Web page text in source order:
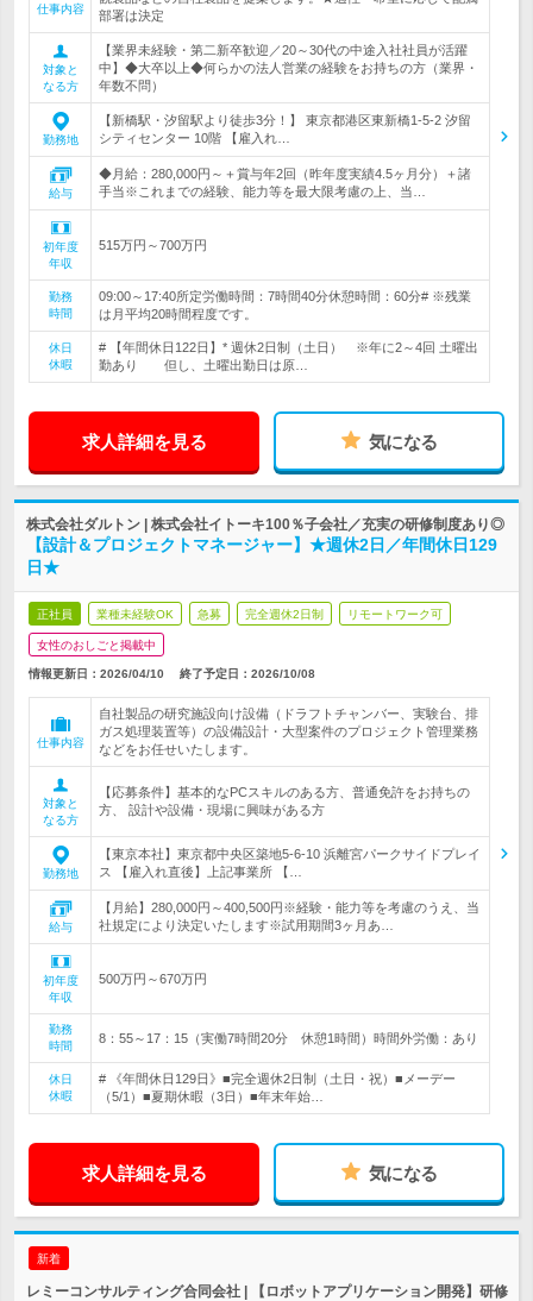
仕事内容
部署は決定
対象と
なる方
【業界未経験・第二新卒歓迎／20～30代の中途入社社員が活躍
中】◆大卒以上◆何らかの法人営業の経験をお持ちの方（業界・
年数不問）
勤務地
【新橋駅・汐留駅より徒歩3分！】 東京都港区東新橋1-5-2 汐留
シティセンター 10階 【雇入れ…
給与
◆月給：280,000円～＋賞与年2回（昨年度実績4.5ヶ月分）＋諸
手当※これまでの経験、能力等を最大限考慮の上、当…
初年度
年収
515万円～700万円
勤務
時間
09:00～17:40所定労働時間：7時間40分休憩時間：60分# ※残業
は月平均20時間程度です。
休日
休暇
# 【年間休日122日】* 週休2日制（土日） ※年に2～4回 土曜出
勤あり 但し、土曜出勤日は原…
求人詳細を見る 気になる
株式会社ダルトン | 株式会社イトーキ100％子会社／充実の研修制度あり◎
【設計＆プロジェクトマネージャー】★週休2日／年間休日129
日★
正社員 業種未経験OK 急募 完全週休2日制 リモートワーク可
女性のおしごと掲載中
情報更新日：2026/04/10 終了予定日： 2026/10/08
仕事内容
自社製品の研究施設向け設備（ドラフトチャンバー、実験台、排
ガス処理装置等）の設備設計・大型案件のプロジェクト管理業務
などをお任せいたします。
対象と
なる方
【応募条件】基本的なPCスキルのある方、普通免許をお持ちの
方、 設計や設備・現場に興味がある方
勤務地
【東京本社】東京都中央区築地5-6-10 浜離宮パークサイドプレイ
ス 【雇入れ直後】上記事業所 【…
給与
【月給】280,000円～400,500円※経験・能力等を考慮のうえ、当
社規定により決定いたします※試用期間3ヶ月あ…
初年度
年収
500万円～670万円
勤務
時間
8：55～17：15（実働7時間20分 休憩1時間）時間外労働：あり
休日
休暇
# 《年間休日129日》■完全週休2日制（土日・祝）■メーデー
（5/1）■夏期休暇（3日）■年末年始…
求人詳細を見る 気になる
新着
レミーコンサルティング合同会社 | 【ロボットアプリケーション開発】研修